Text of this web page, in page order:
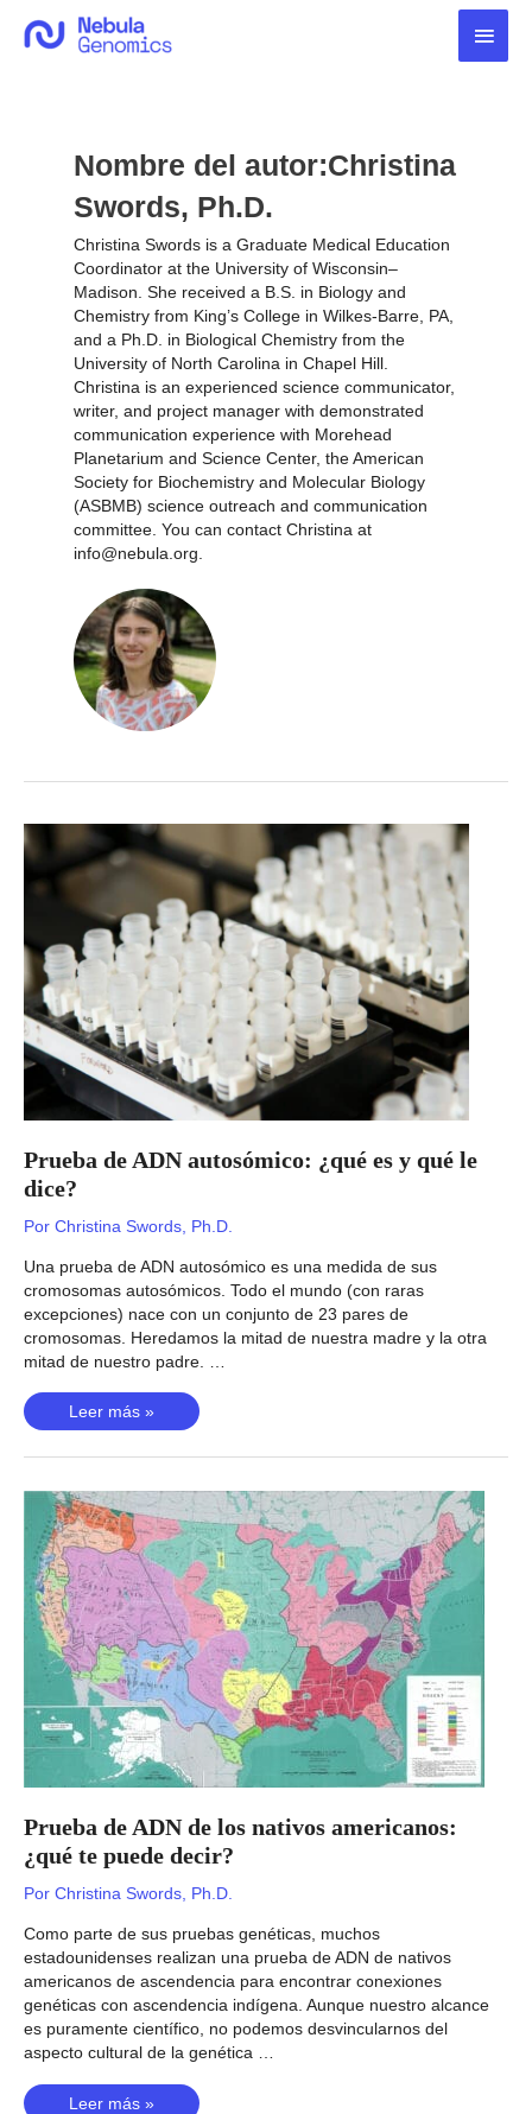
Nombre del autor:Christina
Swords, Ph.D.
Christina Swords is a Graduate Medical Education
Coordinator at the University of Wisconsin–
Madison. She received a B.S. in Biology and
Chemistry from King’s College in Wilkes-Barre, PA,
and a Ph.D. in Biological Chemistry from the
University of North Carolina in Chapel Hill.
Christina is an experienced science communicator,
writer, and project manager with demonstrated
communication experience with Morehead
Planetarium and Science Center, the American
Society for Biochemistry and Molecular Biology
(ASBMB) science outreach and communication
committee. You can contact Christina at
info@nebula.org.
Prueba de ADN autosómico: ¿qué es y qué le
dice?
Por Christina Swords, Ph.D.
Una prueba de ADN autosómico es una medida de sus
cromosomas autosómicos. Todo el mundo (con raras
excepciones) nace con un conjunto de 23 pares de
cromosomas. Heredamos la mitad de nuestra madre y la otra
mitad de nuestro padre. …
Prueba
de
ADN
¿qué
es
y
qué
le
dice?
Leer más »
Prueba de ADN de los nativos americanos:
¿qué te puede decir?
Por Christina Swords, Ph.D.
Como parte de sus pruebas genéticas, muchos
estadounidenses realizan una prueba de ADN de nativos
americanos de ascendencia para encontrar conexiones
genéticas con ascendencia indígena. Aunque nuestro alcance
es puramente científico, no podemos desvincularnos del
aspecto cultural de la genética …
Prueba
Leer más »